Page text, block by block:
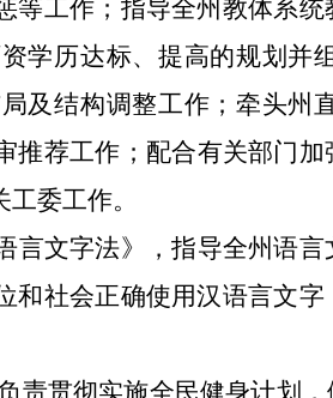
等工作；指导全州教体系
学历达标、提高的规划并
及结构调整工作； 牵头州
推荐工作；配合有关部门
委工作。
言文字法》，指导全州语
和社会正确使用汉语言文
责贯彻实施全民健身计划